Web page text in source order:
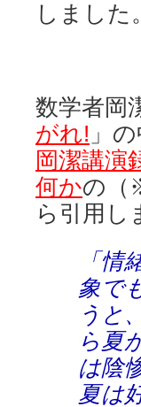
しました。
数学者岡
がれ! 」
岡潔講演
何かの（
ら引用し
「情
象で
うと
ら夏
は陰
夏は